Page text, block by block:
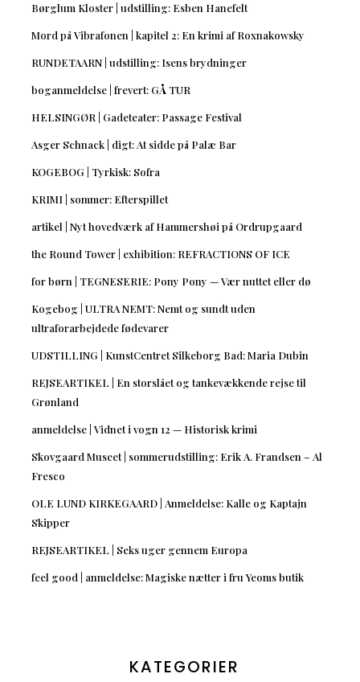
Børglum Kloster | udstilling: Esben Hanefelt
Mord på Vibrafonen | kapitel 2: En krimi af Roxnakowsky
RUNDETAARN | udstilling: Isens brydninger
boganmeldelse | frevert: GÅ TUR
HELSINGØR | Gadeteater: Passage Festival
Asger Schnack | digt: At sidde på Palæ Bar
KOGEBOG | Tyrkisk: Sofra
KRIMI | sommer: Efterspillet
artikel | Nyt hovedværk af Hammershøi på Ordrupgaard
the Round Tower | exhibition: REFRACTIONS OF ICE
for børn | TEGNESERIE: Pony Pony — Vær nuttet eller dø
Kogebog | ULTRA NEMT: Nemt og sundt uden
ultraforarbejdede fødevarer
UDSTILLING | KunstCentret Silkeborg Bad: Maria Dubin
REJSEARTIKEL | En storslået og tankevækkende rejse til
Grønland
anmeldelse | Vidnet i vogn 12 — Historisk krimi
Skovgaard Museet | sommerudstilling: Erik A. Frandsen – Al
Fresco
OLE LUND KIRKEGAARD | Anmeldelse: Kalle og Kaptajn
Skipper
REJSEARTIKEL | Seks uger gennem Europa
feel good | anmeldelse: Magiske nætter i fru Yeoms butik
KATEGORIER